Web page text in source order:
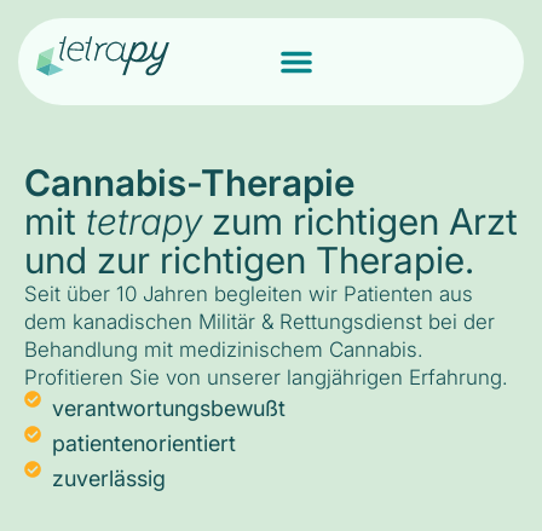
Cannabis-Therapie
mit tetrapyzum richtigen Arzt
und zur richtigen Therapie.
Seit über 10 Jahren begleiten wir Patienten aus
dem kanadischen Militär & Rettungsdienst bei der
Behandlung mit medizinischem Cannabis.
Profitieren Sie von unserer langjährigen Erfahrung.
verantwortungsbewußt
patientenorientiert
zuverlässig